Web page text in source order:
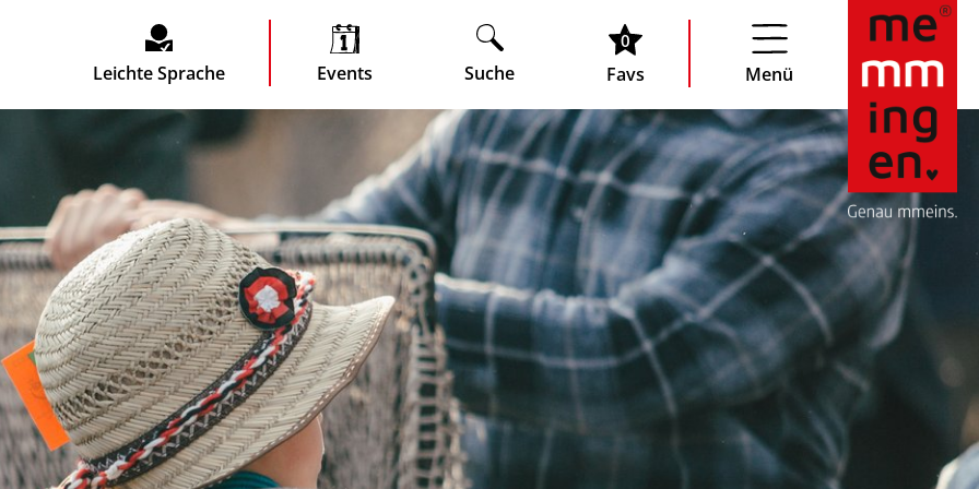
Menü
Leichte Sprache Events Suche
0
Favs